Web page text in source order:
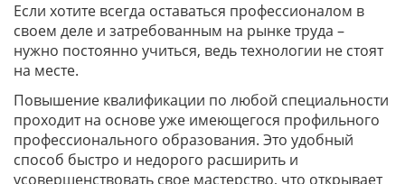
Если хотите всегда оставаться профессионалом в
своем деле и затребованным на рынке труда –
нужно постоянно учиться, ведь технологии не стоят
на месте.
Повышение квалификации по любой специальности
проходит на основе уже имеющегося профильного
профессионального образования. Это удобный
способ быстро и недорого расширить и
усовершенствовать свое мастерство, что открывает